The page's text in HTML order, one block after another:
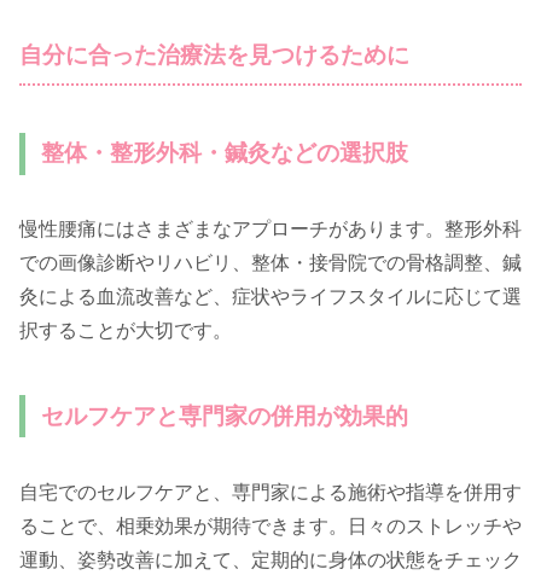
自分に合った治療法を見つけるために
整体・整形外科・鍼灸などの選択肢
慢性腰痛にはさまざまなアプローチがあります。整形外科
での画像診断やリハビリ、整体・接骨院での骨格調整、鍼
灸による血流改善など、症状やライフスタイルに応じて選
択することが大切です。
セルフケアと専門家の併用が効果的
自宅でのセルフケアと、専門家による施術や指導を併用す
ることで、相乗効果が期待できます。日々のストレッチや
運動、姿勢改善に加えて、定期的に身体の状態をチェック